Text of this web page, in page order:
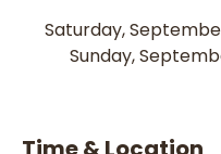
Saturday,
Sunday,